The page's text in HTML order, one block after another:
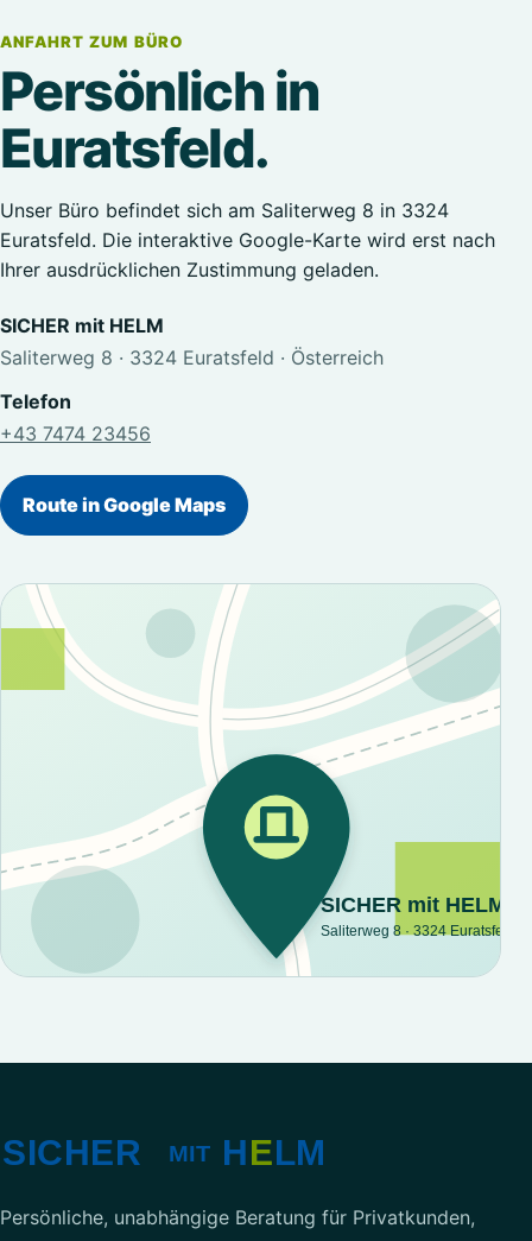
ANFAHRT ZUM BÜRO
Persönlich in
Euratsfeld.
Unser Büro befindet sich am Saliterweg 8 in 3324
Euratsfeld. Die interaktive Google-Karte wird erst nach
Ihrer ausdrücklichen Zustimmung geladen.
SICHER mit HELM
Saliterweg 8 · 3324 Euratsfeld · Österreich
Telefon
+43 7474 23456
Route in Google Maps
insbesondere IP-Adresse und technische
werden.
Persönliche, unabhängige Beratung für Privatkunden,